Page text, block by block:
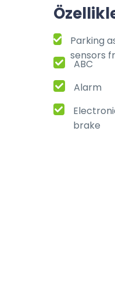
Parking
sensors
ABC
Alarm
brake